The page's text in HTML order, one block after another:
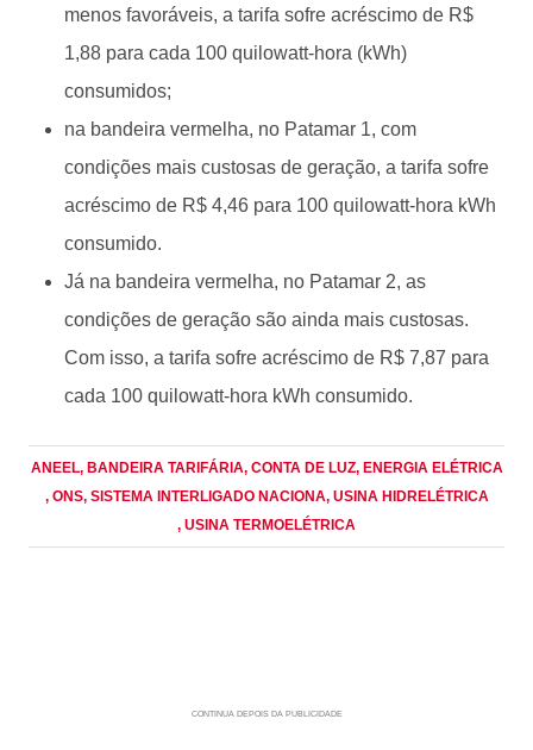
menos favoráveis, a tarifa sofre acréscimo de R$
1,88 para cada 100 quilowatt-hora (kWh)
consumidos;
na bandeira vermelha, no Patamar 1, com
condições mais custosas de geração, a tarifa sofre
acréscimo de R$ 4,46 para 100 quilowatt-hora kWh
consumido.
Já na bandeira vermelha, no Patamar 2, as
condições de geração são ainda mais custosas.
Com isso, a tarifa sofre acréscimo de R$ 7,87 para
cada 100 quilowatt-hora kWh consumido.
ANEEL, BANDEIRA TARIFÁRIA, CONTA DE LUZ, ENERGIA ELÉTRICA
, ONS, SISTEMA INTERLIGADO NACIONA, USINA HIDRELÉTRICA
, USINA TERMOELÉTRICA